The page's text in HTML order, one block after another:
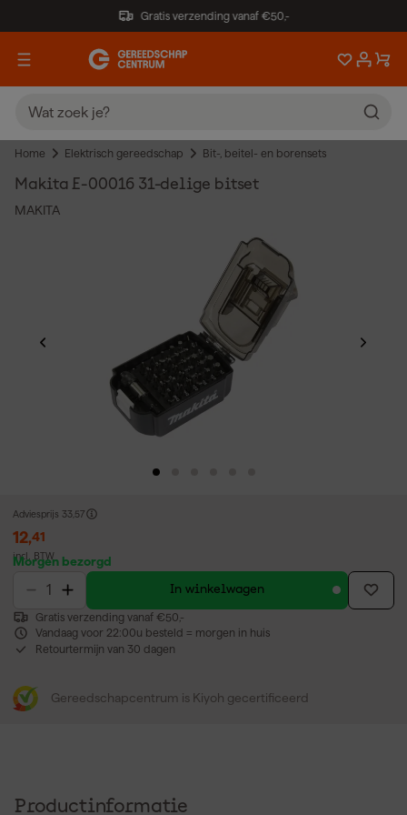
Gratis verzending vanaf €50,-
Home Elektrisch gereedschap Bit-, beitel- en borensets
Makita E-00016 31-delige bitset
MAKITA
Adviesprijs 33,57
12,41
incl. BTW
Morgen bezorgd
In winkelwagen
Gratis verzending vanaf €50,-
Vandaag voor 22:00u besteld = morgen in huis
Retourtermijn van 30 dagen
Gereedschapcentrum is Kiyoh gecertificeerd
Productinformatie